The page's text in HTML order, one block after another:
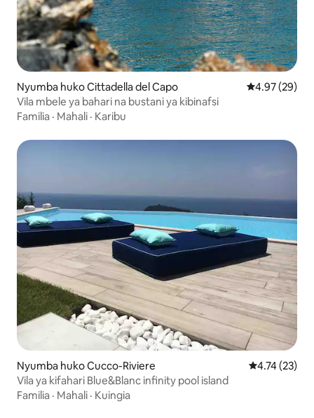
Nyumba huko Cittadella del Capo Ukadiriaji wa
4.97 (29)
Vila mbele ya bahari na bustani ya kibinafsi
Familia · Mahali · Karibu
Nyumba huko Cucco-Riviere Ukadiriaji wa
4.74 (23)
Vila ya kifahari Blue&Blanc infinity pool island
Familia · Mahali · Kuingia